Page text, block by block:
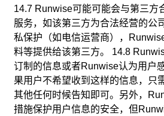
14.7 Runwise可能可能会与第三方
服务，如该第三方为合法经营的公
私保护（如电信运营商），
料等提供给该第三方。 14.8
订制的信息或者Runwise认为用户
果用户不希望收到这样的信息，只
其他任何时候告知即可。另外，
措施保护用户信息的安全，但